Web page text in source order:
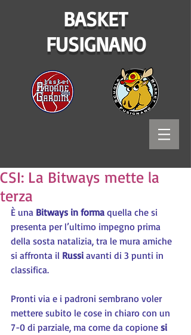
BASKET
FUSIGNANO
CSI: La Bitways mette la
terza
È una Bitways in forma quella che si
presenta per l’ultimo impegno prima
della sosta natalizia, tra le mura amiche
si affronta il Russi avanti di 3 punti in
classifica.
Pronti via e i padroni sembrano voler
mettere subito le cose in chiaro con un
7-0 di parziale, ma come da copione si